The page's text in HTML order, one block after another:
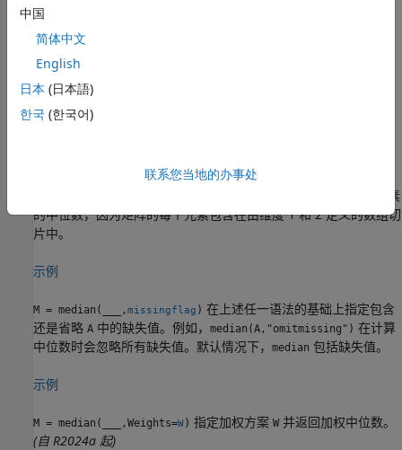
M = median(
示例
M = median(
为矩阵，则
vecdim)返回向量vecdim所指定的维度上的中位
中所有元素
的中位数，因为矩阵的每个元素包含在由维度 1 和 2 定义的数组切
片中。
示例
M = median( ,missingflag ) 在上述任一语法的基础上指定包含
还是省略 A 中的缺失值。例如， median(A,"omitmissing") 在计算
中位数时会忽略所有缺失值。默认情况下，
median 包括缺失值。
示例
M = median( ,Weights=W) 指定加权方案 W 并返回加权中位数。
(自 R2024a 起)
中国
简体中文
English
日本 (日本語)
한국 (한국어)
联系您当地的办事处